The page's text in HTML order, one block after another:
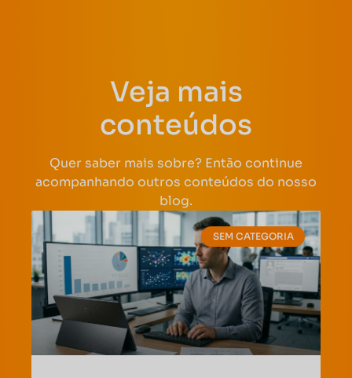
Veja mais
conteúdos
Quer saber mais sobre? Então continue
acompanhando outros conteúdos do nosso
blog.
SEM CATEGORIA